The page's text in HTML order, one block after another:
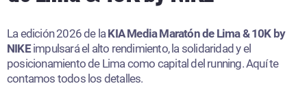
La edición 2026 de la KIA Media Maratón de Lima & 10K by
NIKEimpulsará el alto rendimiento, la solidaridad y el
posicionamiento de Lima como capital del running. Aquí te
contamos todos los detalles.